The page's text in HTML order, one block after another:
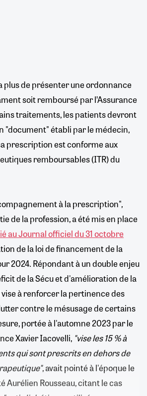
plus de présenter une ordonnance
soit remboursé par l’Assurance
traitements, les patients devront
"document" établi par le médecin,
prescription est conforme aux
remboursables (ITR) du
à la prescription",
de la profession, a été mis en place
au Journal officiel du 31 octobre
de la loi de financement de la
2024. Répondant à un double enjeu
de la Sécu et d'amélioration de la
à renforcer la pertinence des
contre le mésusage de certains
portée à l'automne 2023 par le
Xavier Iacovelli, "vise les 15 % à
qui sont prescrits en dehors de
, avait pointé à l'époque le
Aurélien Rousseau, citant le cas